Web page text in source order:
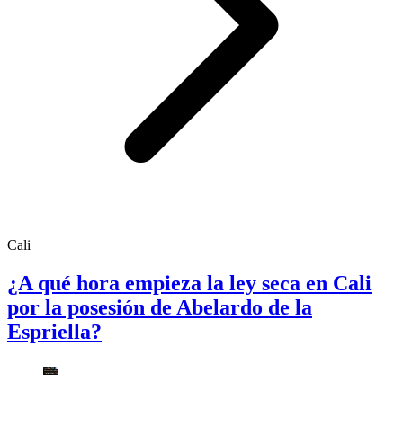
Cali
¿A qué hora empieza la ley seca en Cali
por la posesión de Abelardo de la
Espriella?